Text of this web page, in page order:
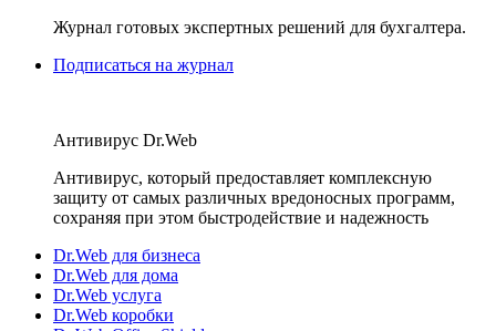
Журнал готовых экспертных решений для бухгалтера.
Подписаться на журнал
Антивирус Dr.Web
Антивирус, который предоставляет комплексную
защиту от самых различных вредоносных программ,
сохраняя при этом быстродействие и надежность
Dr.Web для бизнеса
Dr.Web для дома
Dr.Web услуга
Dr.Web коробки